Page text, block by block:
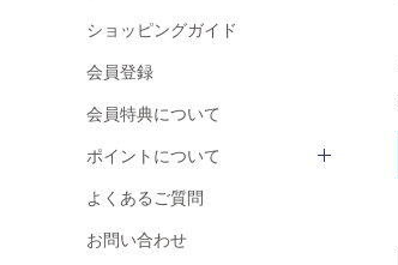
ショッピングガイド
会員登録
会員特典について
ポイントについて
よくあるご質問
お問い合わせ